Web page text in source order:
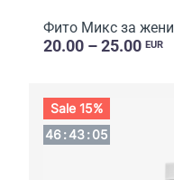
Фито Микс за жени
20.00 – 25.00 EUR
Sale 15%
46:43:03